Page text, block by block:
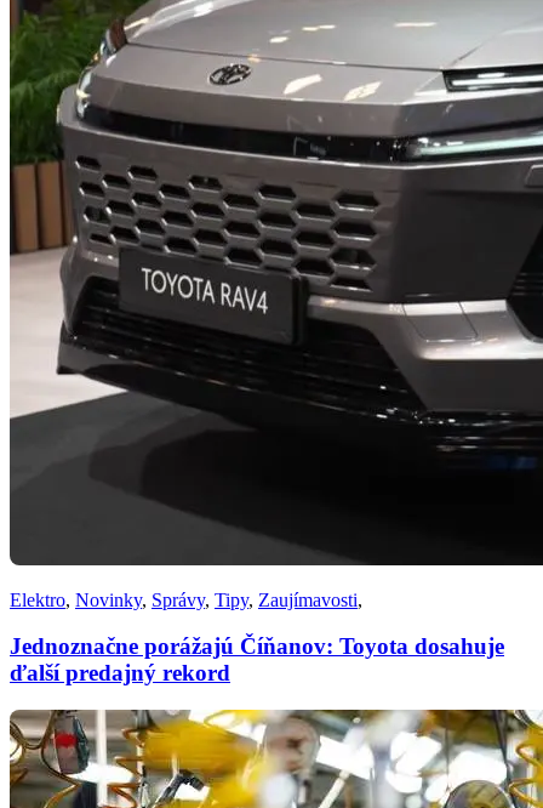
Elektro, Novinky, Správy, Tipy, Zaujímavosti,
Jednoznačne porážajú Číňanov: Toyota dosahuje
ďalší predajný rekord